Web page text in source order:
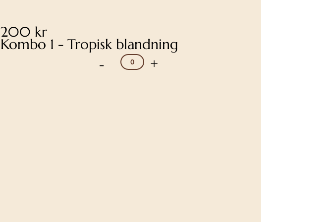
200 kr
Kombo 1 - Tropisk blandning
- +